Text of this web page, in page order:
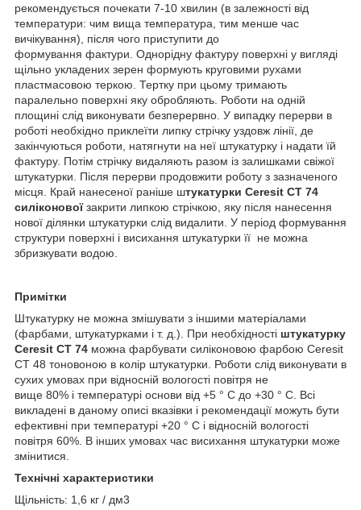
рекомендується почекати 7-10 хвилин (в залежності від
температури: чим вища температура, тим менше час
вичікування), після чого приступити до
формування фактури. Однорідну фактуру поверхні у вигляді
щільно укладених зерен формують круговими рухами
пластмасовою теркою. Тертку при цьому тримають
паралельно поверхні яку обробляють. Роботи на одній
площині слід виконувати безперервно. У випадку перерви в
роботі необхідно приклеїти липку стрічку уздовж лінії, де
закінчуються роботи, натягнути на неї штукатурку і надати їй
фактуру. Потім стрічку видаляють разом із залишками свіжої
штукатурки. Після перерви продовжити роботу з зазначеного
місця. Край нанесеної раніше штукатурки Ceresit CT 74
силіконовоїзакрити липкою стрічкою, яку після нанесення
нової ділянки штукатурки слід видалити. У період формування
структури поверхні і висихання штукатурки її не можна
збризкувати водою.
Примітки
Штукатурку не можна змішувати з іншими матеріалами
(фарбами, штукатурками і т. д.). При необхідності штукатурку
Ceresit СТ 74 можна фарбувати силіконовою фарбою Ceresit
СТ 48 тоновоною в колір штукатурки. Роботи слід виконувати в
сухих умовах при відносній вологості повітря не
вище 80% і температурі основи від +5 ° С до +30 ° С. Всі
викладені в даному описі вказівки і рекомендації можуть бути
ефективні при температурі +20 ° С і відносній вологості
повітря 60%. В інших умовах час висихання штукатурки може
змінитися.
Технічні характеристики
Щільність: 1,6 кг / дм3